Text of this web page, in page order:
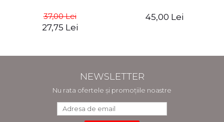
37,00 Lei
27,75 Lei
45,00 Lei
NEWSLETTER
Nu rata ofertele și promoțiile noastre